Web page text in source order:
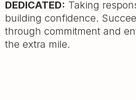
DEDICATED: Taking
building confidence.
through commitment and
the extra mile.